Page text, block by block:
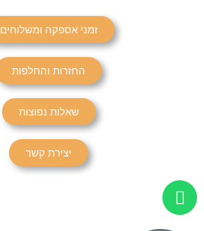
זמני אספקה ומשלוחים
החזרות והחלפות
שאלות נפוצות
יצירת קשר